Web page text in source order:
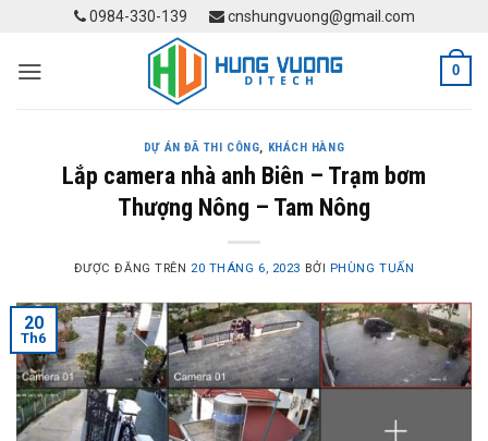
content
0984-330-139 cnshungvuong@gmail.com
0
DỰ ÁN ĐÃ THI CÔNG, KHÁCH HÀNG
Lắp camera nhà anh Biên – Trạm bơm
Thượng Nông – Tam Nông
ĐƯỢC ĐĂNG TRÊN 20 THÁNG 6, 2023 BỞI PHÙNG TUẤN
20
Th6